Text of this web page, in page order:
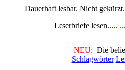
Dauerhaft lesbar. Nicht
Leserbriefe lesen.....
NEU: Die
Schlagwörter